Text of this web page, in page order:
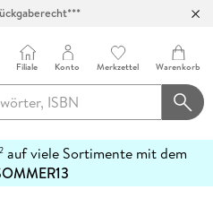
Filiale Konto Merkzettel Warenkorb
auf viele Sortimente mit dem